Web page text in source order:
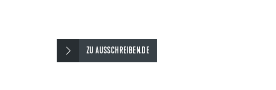
ZU AUSSCHREIBEN.DE